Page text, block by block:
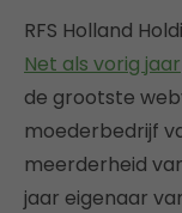
RFS Holland
Net als vorig jaar
de grootste
moederbedrijf
meerderheid
jaar eigenaar